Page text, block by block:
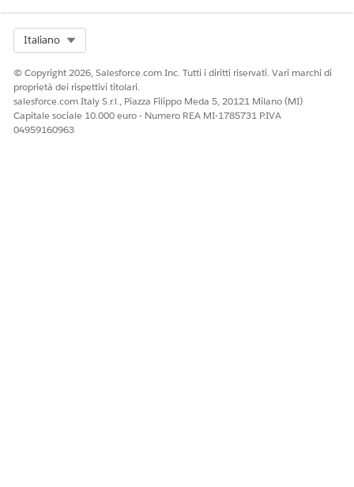
Italiano
© Copyright 2026, Salesforce.com Inc. Tutti i diritti riservati. Vari marchi di
proprietà dei rispettivi titolari.
salesforce.com Italy S.r.l., Piazza Filippo Meda 5, 20121 Milano (MI)
Capitale sociale 10.000 euro - Numero REA MI-1785731 P.IVA
04959160963